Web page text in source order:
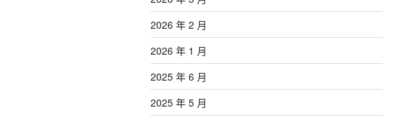
2026 年 2 月
2026 年 1 月
2025 年 6 月
2025 年 5 月